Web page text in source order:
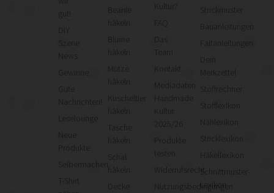
gut!
News
Gute
Nachrichten!
Leselounge
Neue
Produkte
Selbermachen
T-Shirt
häkeln
häkeln
Mütze
häkeln
Kuscheltier
Tasche
häkeln
Kultur?
Das
Team
Kontakt
Mediadaten
Kultur
2025/26
Produkte
testen
Widerrufsrecht
Nutzungsbedingungen
Strickmuster
Bauanleitungen
Faltanleitungen
Merkzettel
Stoffrechner
Stofflexikon
Nählexikon
Stricklexikon
Häkellexikon
Schnittmuster-
Lexikon